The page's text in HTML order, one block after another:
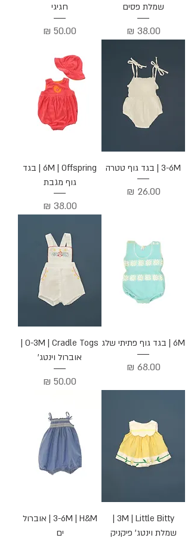
שמלת פסים
מחיר
חגיגי
מחיר
3-6M | בגד גוף טטרה
מחיר
6M | Offspring | בגד
גוף מגבת
מחיר
6M | בגד גוף פתיתי שלג
מחיר
0-3M | Cradle Togs |
אוברול וינטג'
מחיר
3M | Little Bitty |
שמלת וינטג' פיקניק
3-6M | H&M | אוברול
ים